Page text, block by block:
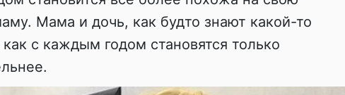
Мама и дочь, как будто знают какой-то
как с каждым годом становятся только